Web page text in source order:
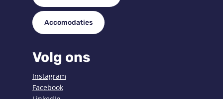
Accomodaties
Volg ons
Instagram
Facebook